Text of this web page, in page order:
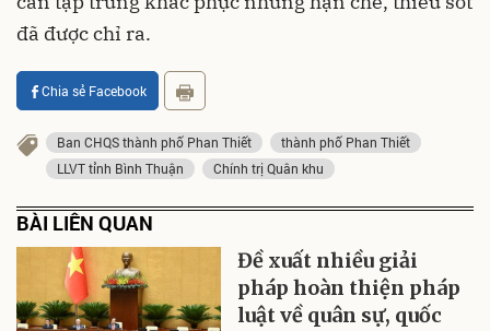
đã được chỉ ra.
Chia sẻ Facebook
Ban CHQS thành phố Phan Thiết
thành phố Phan Thiết
LLVT tỉnh Bình Thuận
Chính trị Quân khu
BÀI LIÊN QUAN
Đề xuất nhiều giải
pháp hoàn thiện pháp
luật về quân sự, quốc